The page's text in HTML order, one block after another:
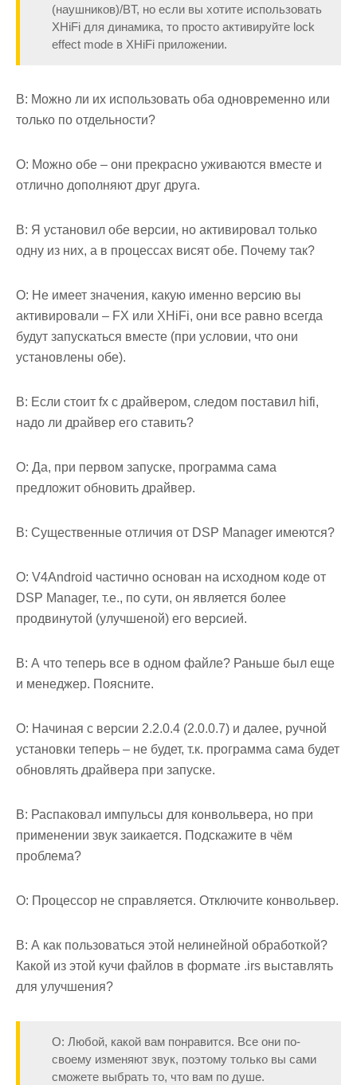
(наушников)/BT, но если вы хотите использовать
XHiFi для динамика, то просто активируйте lock
effect mode в XHiFi приложении.
В: Можно ли их использовать оба одновременно или
только по отдельности?
О: Можно обе – они прекрасно уживаются вместе и
отлично дополняют друг друга.
В: Я установил обе версии, но активировал только
одну из них, а в процессах висят обе. Почему так?
О: Не имеет значения, какую именно версию вы
активировали – FX или XHiFi, они все равно всегда
будут запускаться вместе (при условии, что они
установлены обе).
В: Если стоит fx с драйвером, следом поставил hifi,
надо ли драйвер его ставить?
О: Да, при первом запуске, программа сама
предложит обновить драйвер.
В: Существенные отличия от DSP Manager имеются?
О: V4Android частично основан на исходном коде от
DSP Manager, т.е., по сути, он является более
продвинутой (улучшеной) его версией.
В: А что теперь все в одном файле? Раньше был еще
и менеджер. Поясните.
О: Начиная с версии 2.2.0.4 (2.0.0.7) и далее, ручной
установки теперь – не будет, т.к. программа сама будет
обновлять драйвера при запуске.
В: Распаковал импульсы для конвольвера, но при
применении звук заикается. Подскажите в чём
проблема?
О: Процессор не справляется. Отключите конвольвер.
В: А как пользоваться этой нелинейной обработкой?
Какой из этой кучи файлов в формате .irs выставлять
для улучшения?
О: Любой, какой вам понравится. Все они по-
своему изменяют звук, поэтому только вы сами
сможете выбрать то, что вам по душе.